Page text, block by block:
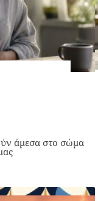
άμεσα στο σώμα